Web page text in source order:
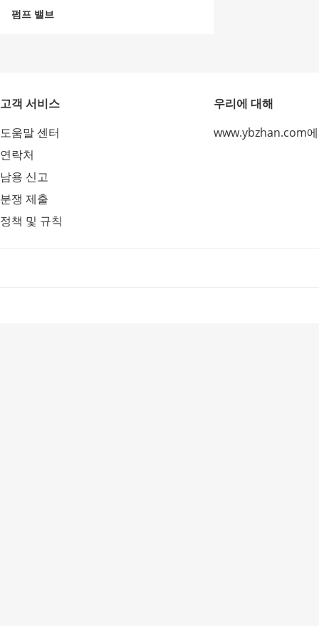
펌프 밸브
고객 서비스
도움말 센터
연락처
남용 신고
분쟁 제출
정책 및 규칙
우리에 대해
www.ybzhan.com